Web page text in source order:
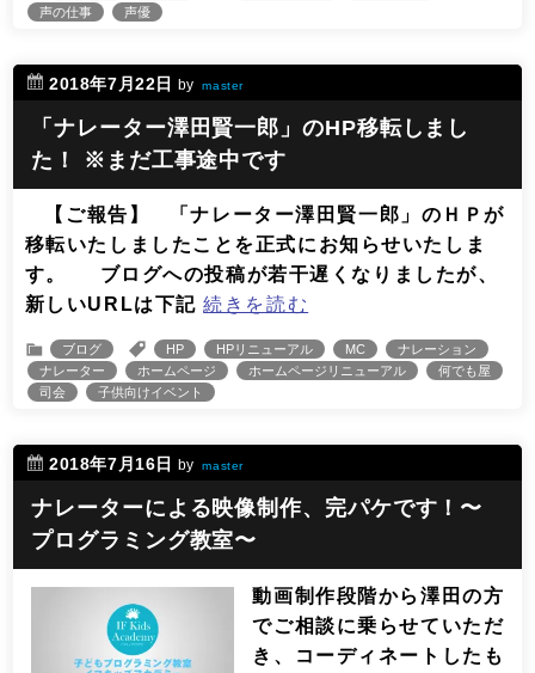
声の仕事
声優
2018年7月22日 by master
「ナレーター澤田賢一郎」のHP移転しまし
た！ ※まだ工事途中です
【ご報告】‬ 「ナレーター澤田賢一郎」のＨＰが
移転いたしましたことを正式にお知らせいたしま
す。 ブログへの投稿が若干遅くなりましたが、
新しいURLは下記続きを読む
ブログ HP HPリニューアル MC
ナレーション
ナレーター
ホームページ ホームページリニューアル
何でも屋
司会
子供向けイベント
2018年7月16日 by master
ナレーターによる映像制作、完パケです！〜
プログラミング教室〜
動画制作段階から澤田の方
でご相談に乗らせていただ
き、コーディネートしたも